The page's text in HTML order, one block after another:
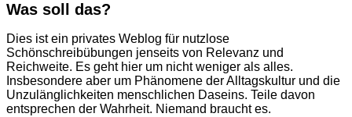
Was soll das?
Dies ist ein privates Weblog für nutzlose
Schönschreibübungen jenseits von Relevanz und
Reichweite. Es geht hier um nicht weniger als alles.
Insbesondere aber um Phänomene der Alltagskultur und die
Unzulänglichkeiten menschlichen Daseins. Teile davon
entsprechen der Wahrheit. Niemand braucht es.